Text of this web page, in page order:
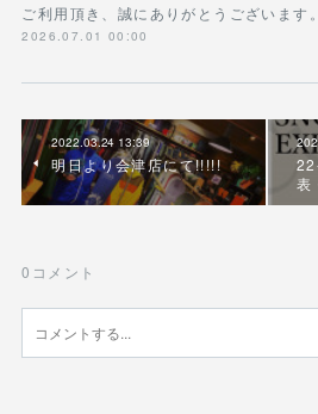
ご利用頂き、誠にありがとうございます
2026.07.01 00:00
2022.03.24 13:39
明日より会津店にて!!!!!
表
0 コメント